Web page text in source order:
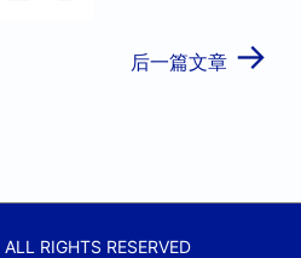
后一篇文章 →
ALL RIGHTS RESERVED